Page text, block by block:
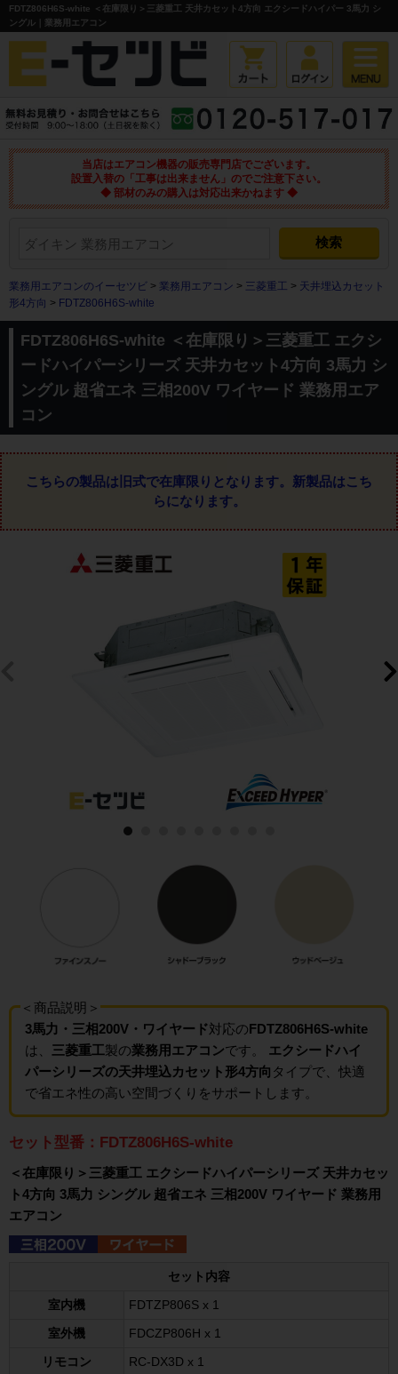
FDTZ806H6S-white ＜在庫限り＞三菱重工 天井カセット4方向 エクシードハイパー 3馬力 シ
ングル｜業務用エアコン
当店はエアコン機器の販売専門店でございます。
設置入替の「工事は出来ません」のでご注意下さい。
◆ 部材のみの購入は対応出来かねます ◆
業務用エアコンのイーセツビ > 業務用エアコン > 三菱重工 > 天井埋込カセット
形4方向 > FDTZ806H6S-white
FDTZ806H6S-white ＜在庫限り＞三菱重工 エクシ
ードハイパーシリーズ 天井カセット4方向 3馬力 シ
ングル 超省エネ 三相200V ワイヤード 業務用エア
コン
こちらの製品は旧式で在庫限りとなります。 新製品はこち
らになります。
＜商品説明＞
3馬力・三相200V・ワイヤード対応のFDTZ806H6S-white
は、 三菱重工製の業務用エアコンです。 エクシードハイ
パーシリーズの天井埋込カセット形4方向 タイプで、快適
で省エネ性の高い空間づくりをサポートします。
セット型番：FDTZ806H6S-white
＜在庫限り＞三菱重工 エクシードハイパーシリーズ 天井カセッ
ト4方向 3馬力 シングル 超省エネ 三相200V ワイヤード 業務用
エアコン
セット内容
室内機 FDTZP806S x 1
室外機 FDCZP806H x 1
リモコン RC-DX3D x 1